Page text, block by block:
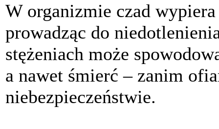
W organizmie czad
prowadząc do
stężeniach może
a nawet śmierć – zanim
niebezpieczeństwie.